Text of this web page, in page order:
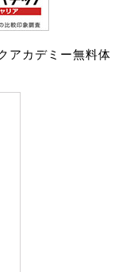
アカデミー無料体